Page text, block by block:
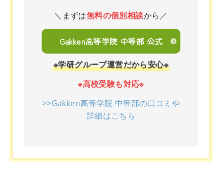
＼まずは無料の個別相談から／
Gakken高等学院 中等部 公式
※学研グループ運営だから安心※
※高校受験も対応※
>>Gakken高等学院 中等部の口コミや
詳細はこちら